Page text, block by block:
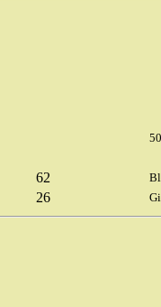
62
26